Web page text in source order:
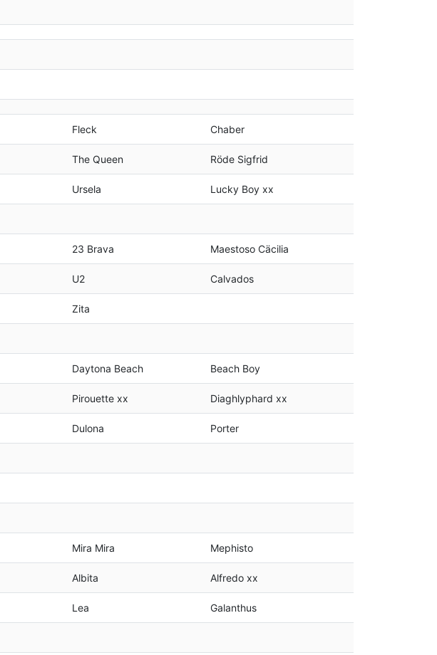
Fleck Chaber
The Queen Röde Sigfrid
Ursela Lucky Boy xx
23 Brava Maestoso Cäcilia
U2 Calvados
Zita
Daytona Beach Beach Boy
Pirouette xx Diaghlyphard xx
Dulona Porter
Mira Mira Mephisto
Albita Alfredo xx
Lea Galanthus